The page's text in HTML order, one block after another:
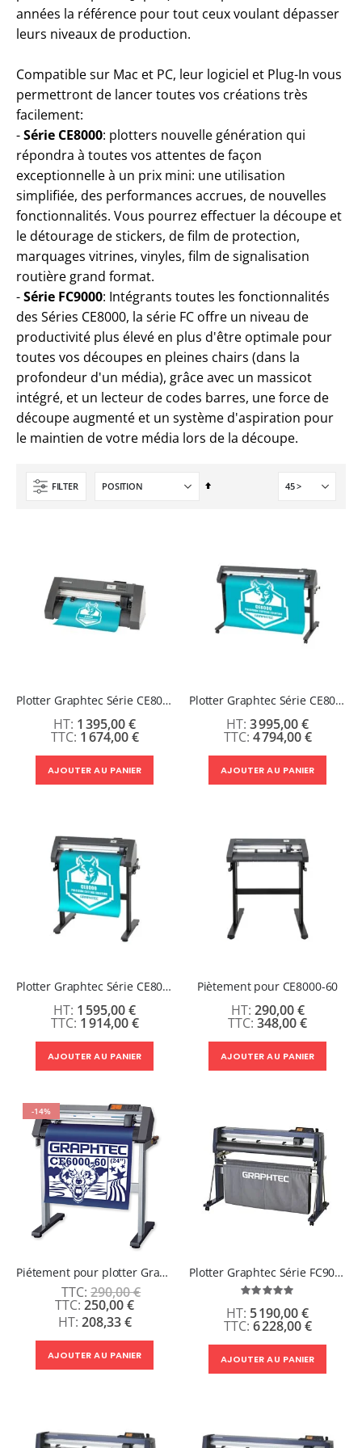
années la référence pour tout ceux voulant dépasser
leurs niveaux de production.
Compatible sur Mac et PC, leur logiciel et Plug-In vous
permettront de lancer toutes vos créations très
facilement:
-Série CE8000: plotters nouvelle génération qui
répondra à toutes vos attentes de façon
exceptionnelle à un prix mini: une utilisation
simplifiée, des performances accrues, de nouvelles
fonctionnalités. Vous pourrez effectuer la découpe et
le détourage de stickers, de film de protection,
marquages vitrines, vinyles, film de signalisation
routière grand format.
-Série FC9000: Intégrants toutes les fonctionnalités
des Séries CE8000, la série FC offre un niveau de
productivité plus élevé en plus d'être optimale pour
toutes vos découpes en pleines chairs (dans la
profondeur d'un média), grâce avec un massicot
intégré, et un lecteur de codes barres, une force de
découpe augmenté et un système d'aspiration pour
le maintien de votre média lors de la découpe.
FILTER
Par
Plotter Graphtec Série CE8000-40
1 674,00 €
1 395,00 €
AJOUTER AU PANIER
Plotter Graphtec Série CE8000-130 avec Piétement et Repérage
4 794,00 €
3 995,00 €
AJOUTER AU PANIER
Plotter Graphtec Série CE8000-60 avec repérage et piètement en option
1 914,00 €
1 595,00 €
AJOUTER AU PANIER
Piètement pour CE8000-60
348,00 €
290,00 €
AJOUTER AU PANIER
-14%
Piétement pour plotter Graphtec CE7000-60
290,00 €
Prix
Spécial
250,00 €
208,33 €
AJOUTER AU PANIER
Plotter Graphtec Série FC9000-75 - Garantie 3 ans
Évaluation:
6 228,00 €
5 190,00 €
AJOUTER AU PANIER
49,00 €